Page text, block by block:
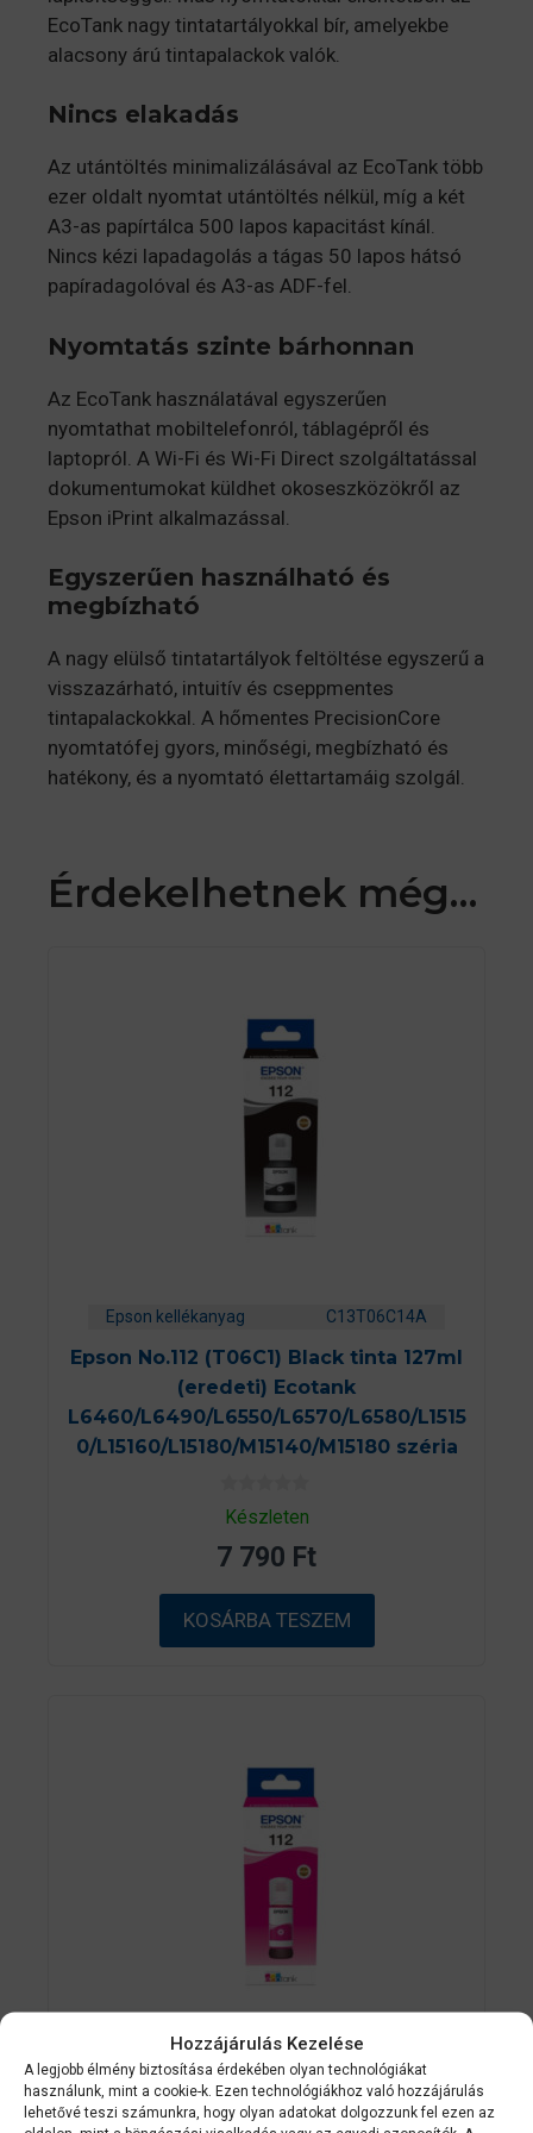
Hozzájárulás Kezelése
A legjobb élmény biztosítása érdekében olyan technológiákat
használunk, mint a cookie-k. Ezen technológiákhoz való hozzájárulás
lehetővé teszi számunkra, hogy olyan adatokat dolgozzunk fel ezen az
EcoTank nagy tintatartályokkal bír, amelyekbe
alacsony árú tintapalackok valók.
Nincs elakadás
Az utántöltés minimalizálásával az EcoTank több
ezer oldalt nyomtat utántöltés nélkül, míg a két
A3-as papírtálca 500 lapos kapacitást kínál.
Nincs kézi lapadagolás a tágas 50 lapos hátsó
papíradagolóval és A3-as ADF-fel.
Nyomtatás szinte bárhonnan
Az EcoTank használatával egyszerűen
nyomtathat mobiltelefonról, táblagépről és
laptopról. A Wi-Fi és Wi-Fi Direct szolgáltatással
dokumentumokat küldhet okoseszközökről az
Epson iPrint alkalmazással.
Egyszerűen használható és
megbízható
A nagy elülső tintatartályok feltöltése egyszerű a
visszazárható, intuitív és cseppmentes
tintapalackokkal. A hőmentes PrecisionCore
nyomtatófej gyors, minőségi, megbízható és
hatékony, és a nyomtató élettartamáig szolgál.
Érdekelhetnek még…
Epson kellékanyag C13T06C14A
Epson No.112 (T06C1) Black tinta 127ml
(eredeti) Ecotank
L6460/L6490/L6550/L6570/L6580/L1515
0/L15160/L15180/M15140/M15180 széria
0
a
5
b
ő
l
Készleten
7 790 Ft
KOSÁRBA TESZEM
Epson kellékanyag C13T06C34A
Epson No.112 (T06C3) Magenta tinta